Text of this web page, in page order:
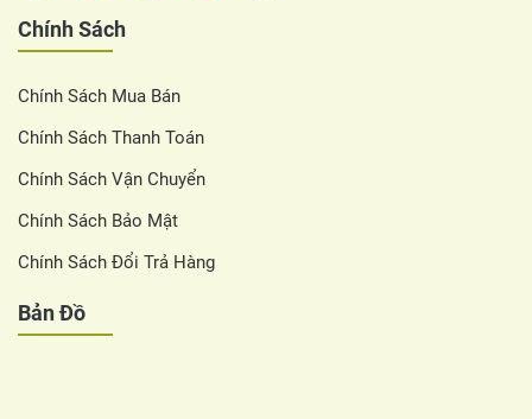
Chính Sách
Chính Sách Mua Bán
Chính Sách Thanh Toán
Chính Sách Vận Chuyển
Chính Sách Bảo Mật
Chính Sách Đổi Trả Hàng
Bản Đồ